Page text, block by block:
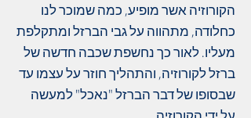
הקורוזיה אשר מופיע, כמה שמוכר לנו
כחלודה, מתהווה על גבי הברזל ומתקלפת
מעליו. לאור כך נחשפת שכבה חדשה של
ברזל לקורוזיה, והתהליך חוזר על עצמו עד
שבסופו של דבר הברזל "נאכל" למעשה